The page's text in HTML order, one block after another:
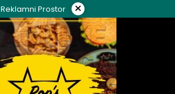
Reklamni Prostor ×